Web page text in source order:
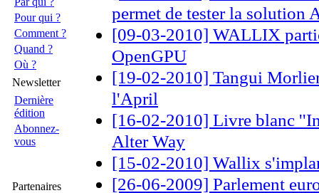
Pour qui ?
Comment ?
Quand ?
Où ?
Newsletter
Dernière
édition
Abonnez-
vous
Partenaires
permet de tester la solution
[09-03-2010] WALLIX
OpenGPU
[19-02-2010] Tangui
l'April
[16-02-2010] Livre blanc
Alter Way
[15-02-2010] Wallix
[26-06-2009] Parlement